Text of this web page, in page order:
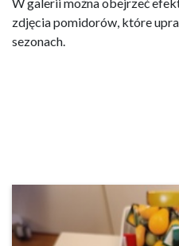
zdjęcia pomidorów, które
sezonach.